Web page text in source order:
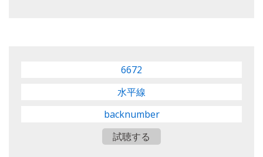
6672
水平線
backnumber
試聴する